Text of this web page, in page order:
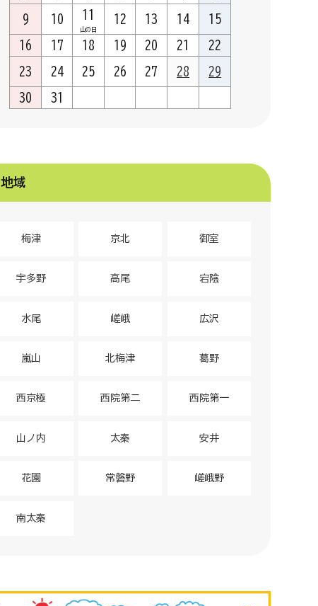
9 10 11
山の日
12 13 14 15
16 17 18 19 20 21 22
23 24 25 26 27 28 29
30 31
地域
梅津 京北 御室
宇多野 高尾 宕陰
水尾 嵯峨 広沢
嵐山 北梅津 葛野
西京極 西院第二 西院第一
山ノ内 太秦 安井
花園 常磐野 嵯峨野
南太秦